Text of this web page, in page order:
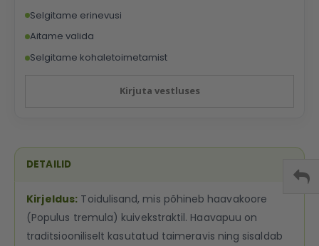
Selgitame erinevusi
Aitame valida
Selgitame kohaletoimetamist
Kirjuta vestluses
DETAILID
Kirjeldus: Toidulisand, mis põhineb haavakoore
(Populus tremula) kuivekstraktil. Haavapuu on
traditsiooniliselt kasutatud taimeravis ning sisaldab